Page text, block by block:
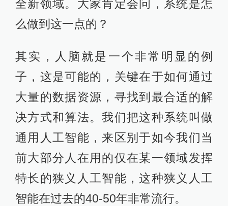
全新领域。大家肯定会问，系统是怎
么做到这一点的？
其实，人脑就是一个非常明显的例
子，这是可能的，关键在于如何通过
大量的数据资源，寻找到最合适的解
决方式和算法。我们把这种系统叫做
通用人工智能，来区别于如今我们当
前大部分人在用的仅在某一领域发挥
特长的狭义人工智能，这种狭义人工
智能在过去的40-50年非常流行。